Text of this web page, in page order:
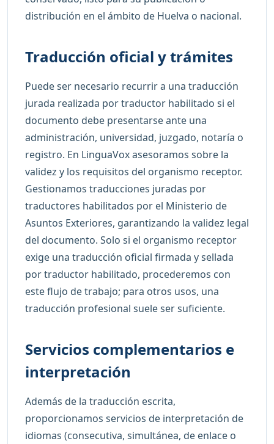
distribución en el ámbito de Huelva o nacional.
Traducción oficial y trámites
Puede ser necesario recurrir a una traducción
jurada realizada por traductor habilitado si el
documento debe presentarse ante una
administración, universidad, juzgado, notaría o
registro. En LinguaVox asesoramos sobre la
validez y los requisitos del organismo receptor.
Gestionamos traducciones juradas por
traductores habilitados por el Ministerio de
Asuntos Exteriores, garantizando la validez legal
del documento. Solo si el organismo receptor
exige una traducción oficial firmada y sellada
por traductor habilitado, procederemos con
este flujo de trabajo; para otros usos, una
traducción profesional suele ser suficiente.
Servicios complementarios e
interpretación
Además de la traducción escrita,
proporcionamos servicios de interpretación de
idiomas (consecutiva, simultánea, de enlace o